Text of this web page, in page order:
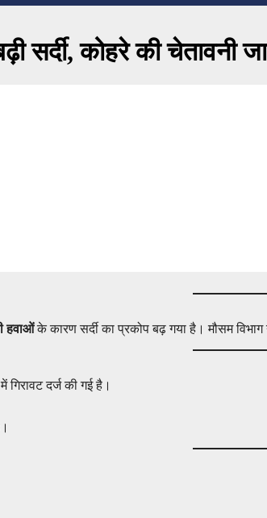
सर्दी, कोहरे की चेतावनी
हवाओंके कारण सर्दी का प्रकोप बढ़ गया है। मौसम
दर्ज की गई है।